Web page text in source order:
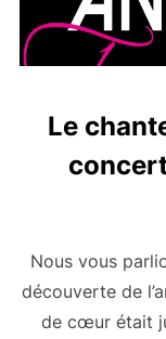
Le
Nous vous
découverte de
de cœur était